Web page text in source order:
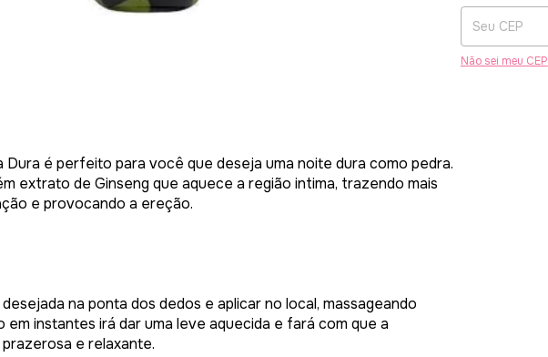
Não sei meu CEP
Dura é perfeito para você que deseja uma noite dura como pedra.
extrato de Ginseng que aquece a região intima, trazendo mais
e provocando a ereção.
na ponta dos dedos e aplicar no local, massageando
em instantes irá dar uma leve aquecida e fará com que a
e relaxante.